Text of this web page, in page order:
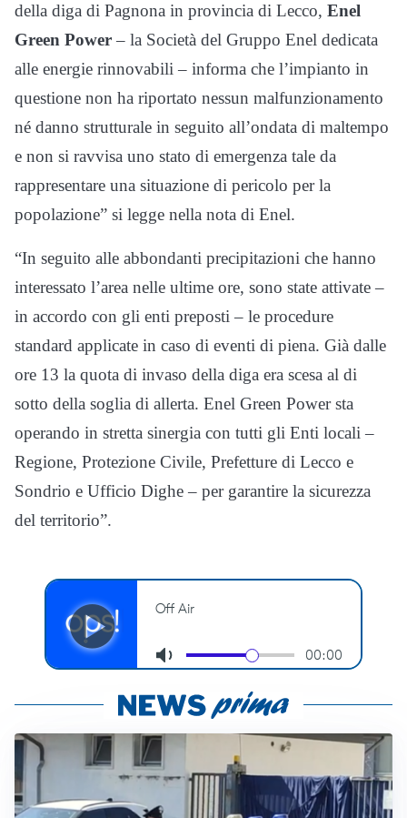
della diga di Pagnona in provincia di Lecco, Enel
Green Power– la Società del Gruppo Enel dedicata
alle energie rinnovabili – informa che l’impianto in
questione non ha riportato nessun malfunzionamento
né danno strutturale in seguito all’ondata di maltempo
e non si ravvisa uno stato di emergenza tale da
rappresentare una situazione di pericolo per la
popolazione” si legge nella nota di Enel.
“In seguito alle abbondanti precipitazioni che hanno
interessato l’area nelle ultime ore, sono state attivate –
in accordo con gli enti preposti – le procedure
standard applicate in caso di eventi di piena. Già dalle
ore 13 la quota di invaso della diga era scesa al di
sotto della soglia di allerta. Enel Green Power sta
operando in stretta sinergia con tutti gli Enti locali –
Regione, Protezione Civile, Prefetture di Lecco e
Sondrio e Ufficio Dighe – per garantire la sicurezza
del territorio”.